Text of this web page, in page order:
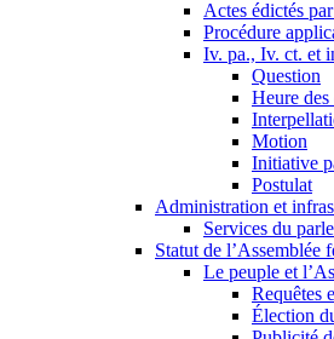
Actes édictés
Procédure
Iv. pa., Iv. ct. et
Question
Heure des
Motion
Initiative
Postulat
Administration et
Services du
Statut de l’Assemblée
Le peuple et
Requêtes
Élection